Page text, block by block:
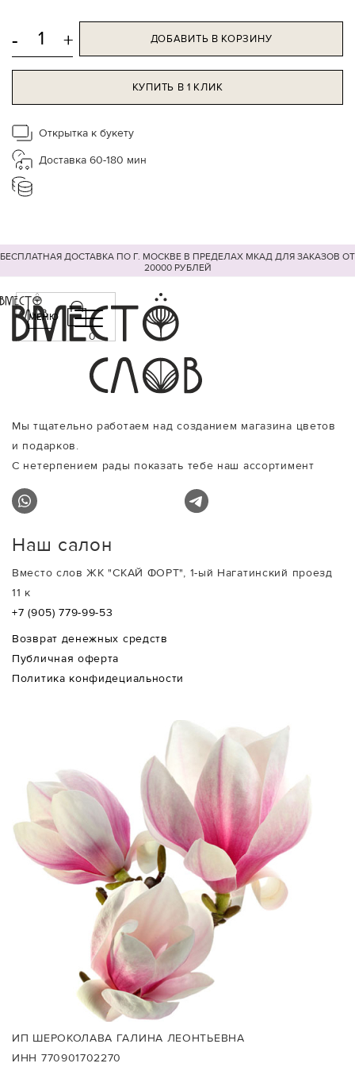
Подарочный набор чая соберет за столом семью, друзей
и родных и наполнит ваше чаепитие особым, душевным
фруктовыми оттенками; гречишного чая
очень нежный, чуть сладковатый; добавки с чаю
Дайля- вкус маслянистый, со сладостью, по-хвойному
терпкий, освежающе-камфорный, с нотками молодых
еловых шишек, послевкусие вяжущее, с яркой
- + ДОБАВИТЬ В КОРЗИНУ
КУПИТЬ В 1 КЛИК
Открытка к букету
Доставка 60-180 мин
БЕСПЛАТНАЯ ДОСТАВКА ПО Г. МОСКВЕ В ПРЕДЕЛАХ МКАД ДЛЯ ЗАКАЗОВ ОТ
20000 РУБЛЕЙ
МЕНЮ
0
Мы тщательно работаем над созданием магазина цветов
и подарков.
С нетерпением рады показать тебе наш ассортимент
Наш салон
Вместо слов ЖК "СКАЙ ФОРТ", 1-ый Нагатинский проезд
11 к
+7 (905) 779-99-53
Возврат денежных средств
Публичная оферта
Политика конфидециальности
ИП ШЕРОКОЛАВА ГАЛИНА ЛЕОНТЬЕВНА
ИНН 770901702270